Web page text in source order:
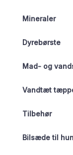
Mineraler
Dyrebørste
Mad- og
Vandtæt
Tilbehør
Bilsæde til